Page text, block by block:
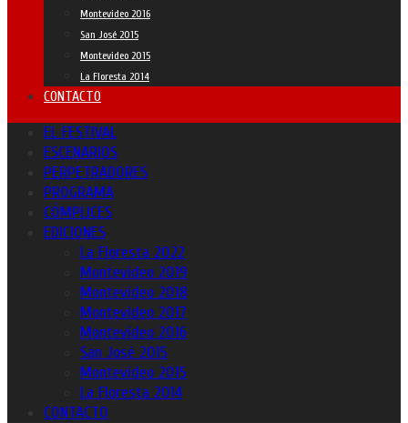
Montevideo 2016
San José 2015
Montevideo 2015
La Floresta 2014
CONTACTO
EL FESTIVAL
ESCENARIOS
PERPETRADORES
PROGRAMA
CÓMPLICES
EDICIONES
La Floresta 2022
Montevideo 2019
Montevideo 2018
Montevideo 2017
Montevideo 2016
San José 2015
Montevideo 2015
La Floresta 2014
CONTACTO